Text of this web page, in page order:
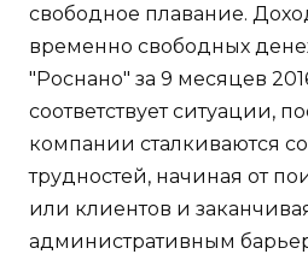
свободное плавание.
временно свободных
"Роснано" за 9 месяцев
соответствует ситуации,
компании сталкиваются
трудностей, начиная от
или клиентов и
административным